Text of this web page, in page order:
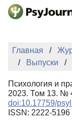
Перейти к
Главная
Выпуски
Психология и
2023. Том 13. №
doi:10.17759/
ISSN: 2222-